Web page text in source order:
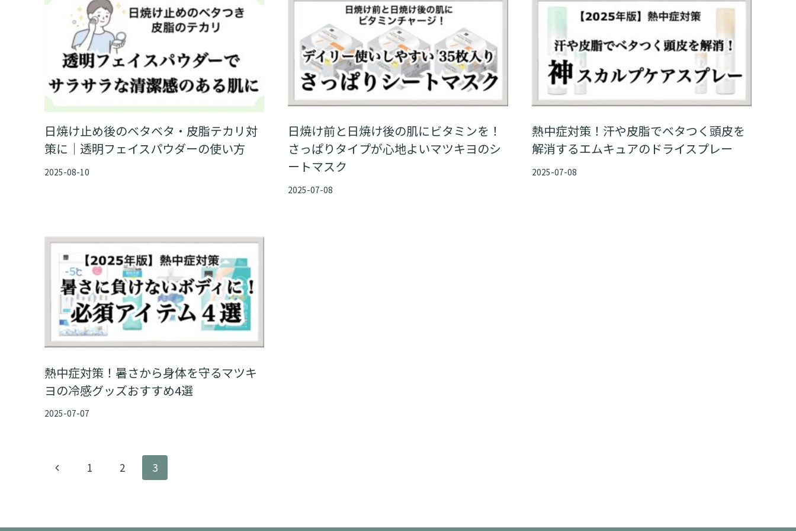
日焼け止め後のベタベタ・皮脂テカリ対
策に｜透明フェイスパウダーの使い方
2025-08-10
日焼け前と日焼け後の肌にビタミンを！
さっぱりタイプが心地よいマツキヨのシ
ートマスク
2025-07-08
熱中症対策！汗や皮脂でベタつく頭皮を
解消するエムキュアのドライスプレー
2025-07-08
熱中症対策！暑さから身体を守るマツキ
ヨの冷感グッズおすすめ4選
2025-07-07
ペ
前
1 2 3